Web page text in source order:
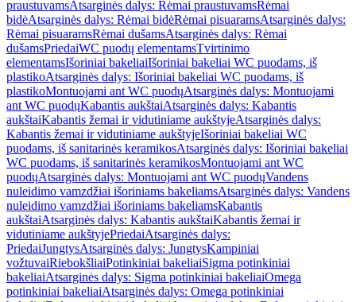
praustuvamsAtsarginės dalys: Rėmai praustuvamsRėmai
bidėAtsarginės dalys: Rėmai bidėRėmai pisuaramsAtsarginės dalys:
Rėmai pisuaramsRėmai dušamsAtsarginės dalys: Rėmai
dušamsPriedaiWC puodų elementamsTvirtinimo
elementamsIšoriniai bakeliaiIšoriniai bakeliai WC puodams, iš
plastikoAtsarginės dalys: Išoriniai bakeliai WC puodams, iš
plastikoMontuojami ant WC puodųAtsarginės dalys: Montuojami
ant WC puodųKabantis aukštaiAtsarginės dalys: Kabantis
aukštaiKabantis žemai ir vidutiniame aukštyjeAtsarginės dalys:
Kabantis žemai ir vidutiniame aukštyjeIšoriniai bakeliai WC
puodams, iš sanitarinės keramikosAtsarginės dalys: Išoriniai bakeliai
WC puodams, iš sanitarinės keramikosMontuojami ant WC
puodųAtsarginės dalys: Montuojami ant WC puodųVandens
nuleidimo vamzdžiai išoriniams bakeliamsAtsarginės dalys: Vandens
nuleidimo vamzdžiai išoriniams bakeliamsKabantis
aukštaiAtsarginės dalys: Kabantis aukštaiKabantis žemai ir
vidutiniame aukštyjePriedaiAtsarginės dalys:
PriedaiJungtysAtsarginės dalys: JungtysKampiniai
vožtuvaiRiebokšliaiPotinkiniai bakeliaiSigma potinkiniai
bakeliaiAtsarginės dalys: Sigma potinkiniai bakeliaiOmega
potinkiniai bakeliaiAtsarginės dalys: Omega potinkiniai